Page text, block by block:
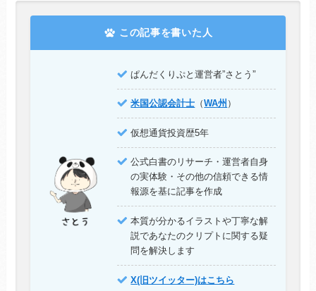
この記事を書いた人
ぱんだくりぷと運営者”さとう”
米国公認会計士 （WA州 ）
仮想通貨投資歴5年
公式白書のリサーチ・運営者自身
の実体験・その他の信頼できる情
報源を基に記事を作成
本質が分かるイラストや丁寧な解
説であなたのクリプトに関する疑
問を解決します
X(旧ツイッター)はこちら